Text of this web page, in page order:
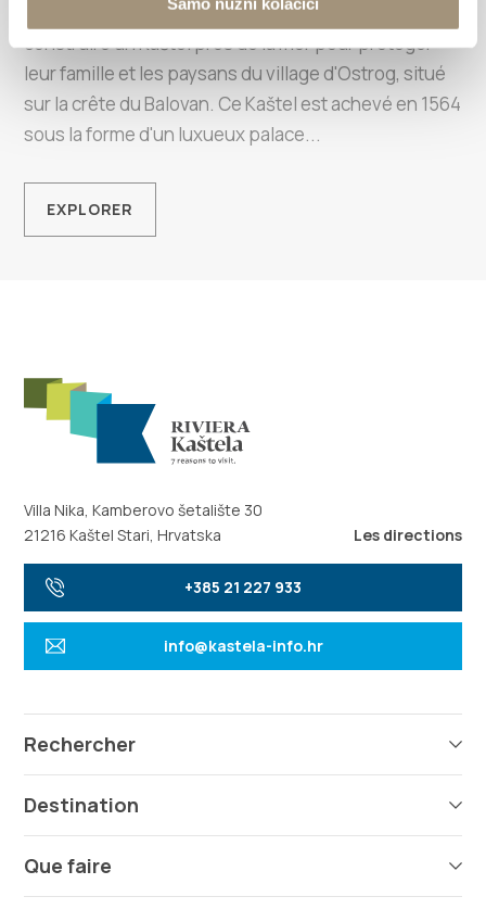
Trogir, ont reçu du doge de Venise l'autorisation de
construire un Kaštel près de la mer pour protéger
leur famille et les paysans du village d'Ostrog, situé
sur la crête du Balovan. Ce Kaštel est achevé en 1564
sous la forme d'un luxueux palace...
EXPLORER
Villa Nika, Kamberovo šetalište 30
21216 Kaštel Stari, Hrvatska
Les directions
+385 21 227 933
info@kastela-info.hr
Rechercher
Destination
Que faire